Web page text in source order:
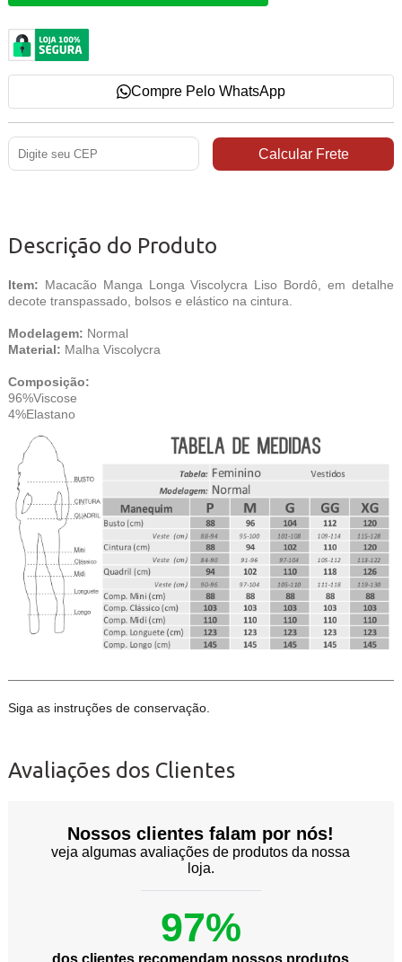
Compre Pelo WhatsApp
Descrição do Produto
Item: Macacão Manga Longa Viscolycra Liso Bordô, em detalhe
decote transpassado, bolsos e elástico na cintura.
Modelagem: Normal
Material: Malha Viscolycra
Composição:
96%Viscose
4%Elastano
Siga as instruções de conservação.
Avaliações dos Clientes
Nossos clientes falam por nós!
veja algumas avaliações de produtos da nossa
loja.
97%
dos clientes recomendam nossos produtos